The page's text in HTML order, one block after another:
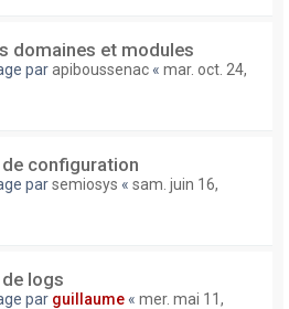
domaines et modules
parapiboussenac « mar. oct. 24,
configuration
parsemiosys « sam. juin 16,
logs
par guillaume « mer. mai 11,